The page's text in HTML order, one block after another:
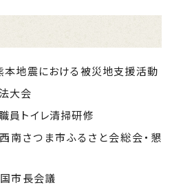
地震における被災地支援活動
大会
トイレ清掃研修
さつま市ふるさと会総会・懇
市長会議